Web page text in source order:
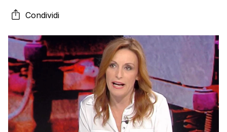
sanità. Salvo poi ammettere che sì, è una delle migliori
d’Italia e che anche il tempo medio di attesa per le
Condividi